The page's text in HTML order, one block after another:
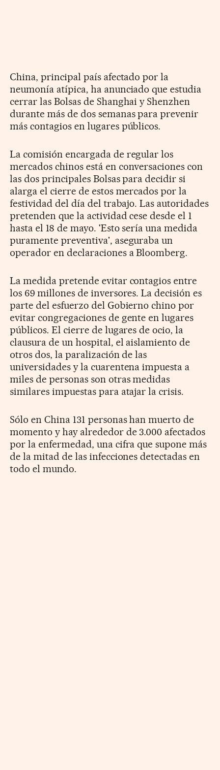
China, principal país afectado por la
neumonía atípica, ha anunciado que estudia
cerrar las Bolsas de Shanghai y Shenzhen
durante más de dos semanas para prevenir
más contagios en lugares públicos.
La comisión encargada de regular los
mercados chinos está en conversaciones con
las dos principales Bolsas para decidir si
alarga el cierre de estos mercados por la
festividad del día del trabajo. Las autoridades
pretenden que la actividad cese desde el 1
hasta el 18 de mayo. 'Esto sería una medida
puramente preventiva', aseguraba un
operador en declaraciones a Bloomberg.
La medida pretende evitar contagios entre
los 69 millones de inversores. La decisión es
parte del esfuerzo del Gobierno chino por
evitar congregaciones de gente en lugares
públicos. El cierre de lugares de ocio, la
clausura de un hospital, el aislamiento de
otros dos, la paralización de las
universidades y la cuarentena impuesta a
miles de personas son otras medidas
similares impuestas para atajar la crisis.
Sólo en China 131 personas han muerto de
momento y hay alrededor de 3.000 afectados
por la enfermedad, una cifra que supone más
de la mitad de las infecciones detectadas en
todo el mundo.